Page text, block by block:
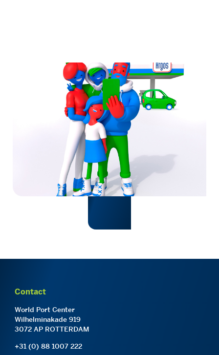
Contact
World Port Center
Wilhelminakade 919
3072 AP ROTTERDAM
+31 (0) 88 1007 222